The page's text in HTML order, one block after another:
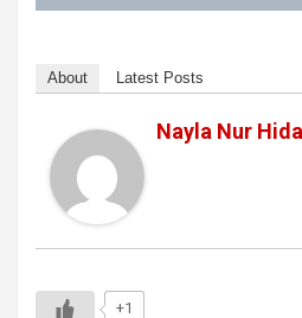
About Latest Posts
Nayla Nur
+1